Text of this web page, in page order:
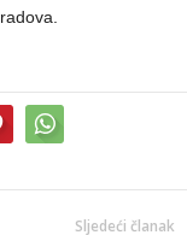
Sljedeći članak